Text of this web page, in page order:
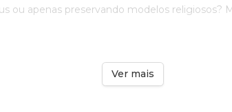
ou apenas preservando modelos religiosos?
Ver mais